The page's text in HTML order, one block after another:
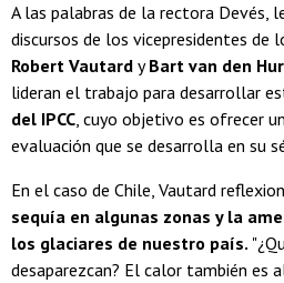
A las palabras de la rectora Devés,
discursos de los vicepresidentes de
Robert Vautard yBart van den
lideran el trabajo para desarrollar
del IPCC, cuyo objetivo es ofrecer
evaluación que se desarrolla en su
En el caso de Chile, Vautard
sequía en algunas zonas y la
los glaciares de nuestro país.
desaparezcan? El calor también es